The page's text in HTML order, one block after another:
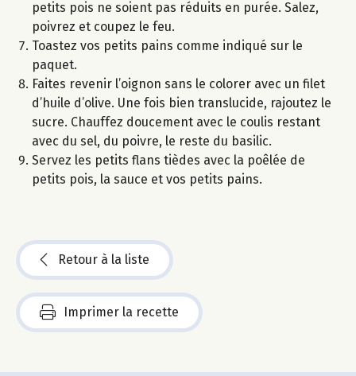
petits pois ne soient pas réduits en purée. Salez,
poivrez et coupez le feu.
Toastez vos petits pains comme indiqué sur le
paquet.
Faites revenir l’oignon sans le colorer avec un filet
d’huile d’olive. Une fois bien translucide, rajoutez le
sucre. Chauffez doucement avec le coulis restant
avec du sel, du poivre, le reste du basilic.
Servez les petits flans tièdes avec la poêlée de
petits pois, la sauce et vos petits pains.
Retour à la liste
Imprimer la recette